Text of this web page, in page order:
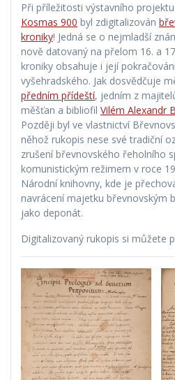
Při příležitosti výstavního
Kosmas 900 byl zdigitalizován
kroniky! Jedná se o nejmladší
nově datovaný na přelom 16. a
kroniky obsahuje i její
vyšehradského. Jak dosvědčuje
předním přídeští, jedním z
měšťan a bibliofil Vilém Alexandr
Později byl ve vlastnictví
něhož rukopis nese své tradiční
zrušení břevnovského řeholního
komunistickým režimem v roce
Národní knihovny, kde je
navrácení majetku břevnovským
jako deponát.
Digitalizovaný rukopis si můžete